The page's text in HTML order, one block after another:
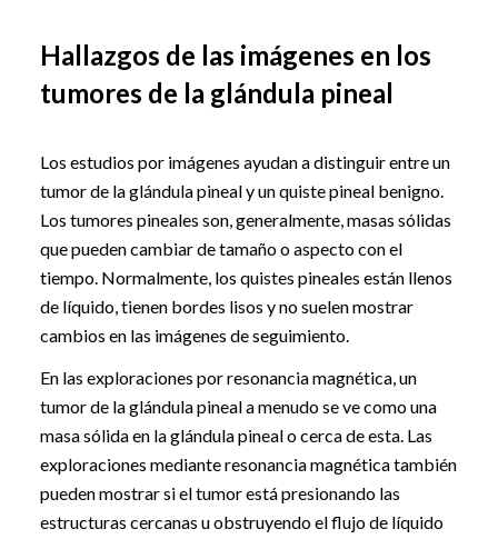
Hallazgos de las imágenes en los
tumores de la glándula pineal
Los estudios por imágenes ayudan a distinguir entre un
tumor de la glándula pineal y un quiste pineal benigno.
Los tumores pineales son, generalmente, masas sólidas
que pueden cambiar de tamaño o aspecto con el
tiempo. Normalmente, los quistes pineales están llenos
de líquido, tienen bordes lisos y no suelen mostrar
cambios en las imágenes de seguimiento.
En las exploraciones por resonancia magnética, un
tumor de la glándula pineal a menudo se ve como una
masa sólida en la glándula pineal o cerca de esta. Las
exploraciones mediante resonancia magnética también
pueden mostrar si el tumor está presionando las
estructuras cercanas u obstruyendo el flujo de líquido